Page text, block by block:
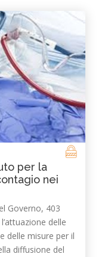
per la
nei
Governo, 403
delle
delle misure per il
diffusione del